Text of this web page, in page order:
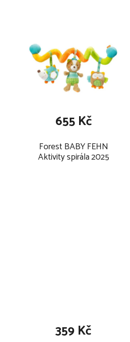
Forest BABY FEHN
Aktivity spirála 2025
655 Kč
359 Kč